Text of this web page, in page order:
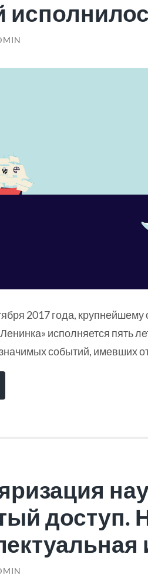
2017 года,
исполняется пять
событий, имевших
доступ.